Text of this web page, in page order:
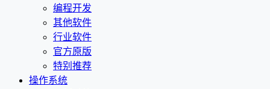
编程开发
其他软件
行业软件
官方原版
特别推荐
操作系统